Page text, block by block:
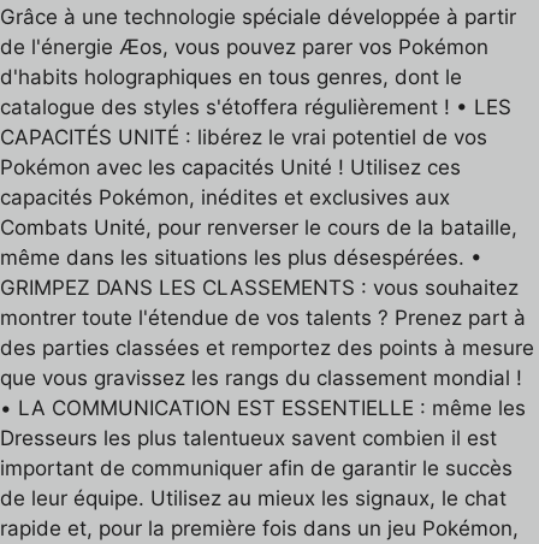
Grâce à une technologie spéciale développée à partir
de l'énergie Æos, vous pouvez parer vos Pokémon
d'habits holographiques en tous genres, dont le
catalogue des styles s'étoffera régulièrement ! • LES
CAPACITÉS UNITÉ : libérez le vrai potentiel de vos
Pokémon avec les capacités Unité ! Utilisez ces
capacités Pokémon, inédites et exclusives aux
Combats Unité, pour renverser le cours de la bataille,
même dans les situations les plus désespérées. •
GRIMPEZ DANS LES CLASSEMENTS : vous souhaitez
montrer toute l'étendue de vos talents ? Prenez part à
des parties classées et remportez des points à mesure
que vous gravissez les rangs du classement mondial !
• LA COMMUNICATION EST ESSENTIELLE : même les
Dresseurs les plus talentueux savent combien il est
important de communiquer afin de garantir le succès
de leur équipe. Utilisez au mieux les signaux, le chat
rapide et, pour la première fois dans un jeu Pokémon,